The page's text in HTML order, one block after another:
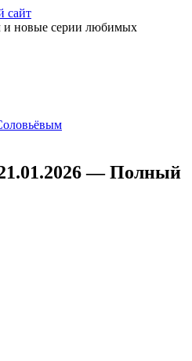
сайт
и новые серии любимых
— Полный